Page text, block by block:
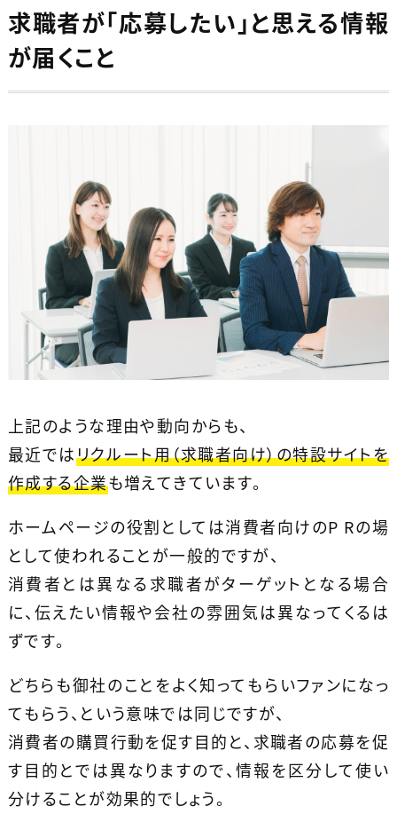
求職者が「応募したい」と思える情報
が届くこと
上記のような理由や動向からも、
最近ではリクルート用（求職者向け）の特設サイトを
作成する企業も増えてきています。
ホームページの役割としては消費者向けのP Rの場
として使われることが一般的ですが、
消費者とは異なる求職者がターゲットとなる場合
に、伝えたい情報や会社の雰囲気は異なってくるは
ずです。
どちらも御社のことをよく知ってもらいファンになっ
てもらう、という意味では同じですが、
消費者の購買行動を促す目的と、求職者の応募を促
す目的とでは異なりますので、情報を区分して使い
分けることが効果的でしょう。